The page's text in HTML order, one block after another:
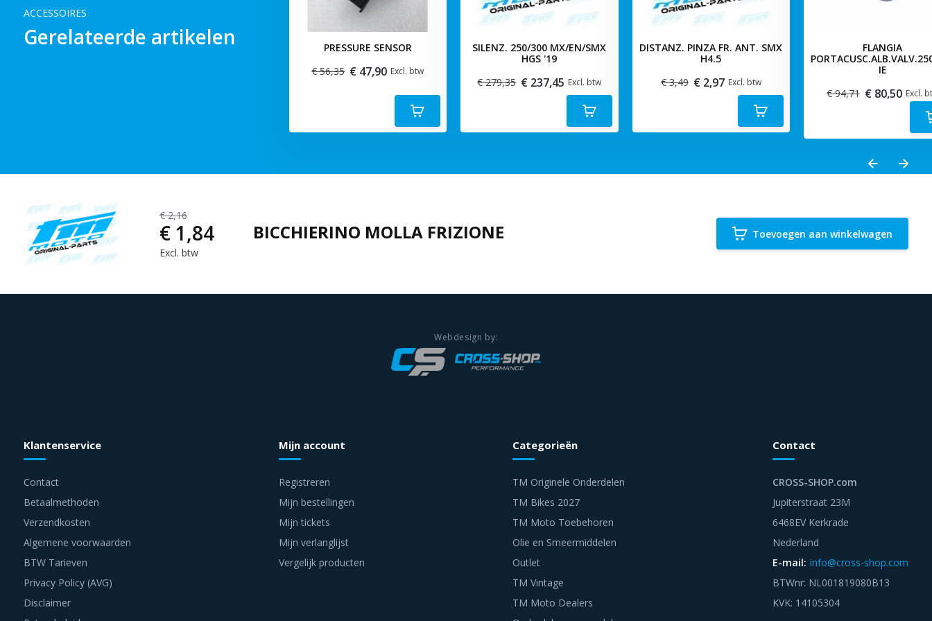
ACCESSOIRES
Gerelateerde artikelen
PRESSURE SENSOR
€ 56,35 € 47,90 Excl. btw
SILENZ. 250/300 MX/EN/SMX
HGS '19
€ 279,35 € 237,45 Excl. btw
DISTANZ. PINZA FR. ANT. SMX
H4.5
€ 3,49 € 2,97 Excl. btw
FLANGIA
IE
€ 94,71 € 80,50 Excl.
€ 2,16
€ 1,84
Excl. btw
BICCHIERINO MOLLA FRIZIONE Toevoegen aan winkelwagen
Klantenservice
Contact
Betaalmethoden
Verzendkosten
Algemene voorwaarden
BTW Tarieven
Privacy Policy (AVG)
Disclaimer
Mijn account
Registreren
Mijn bestellingen
Mijn tickets
Mijn verlanglijst
Vergelijk producten
Categorieën
TM Originele Onderdelen
TM Bikes 2027
TM Moto Toebehoren
Olie en Smeermiddelen
Outlet
TM Vintage
TM Moto Dealers
Contact
CROSS-SHOP.com
Jupiterstraat 23M
6468EV Kerkrade
Nederland
E-mail: info@cross-shop.com
BTWnr: NL001819080B13
KVK: 14105304